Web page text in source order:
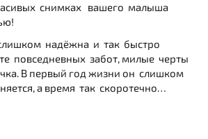
снимках вашего малыша
надёжна и так быстро
повседневных забот, милые черты
В первый год жизни он слишком
а время так скоротечно…